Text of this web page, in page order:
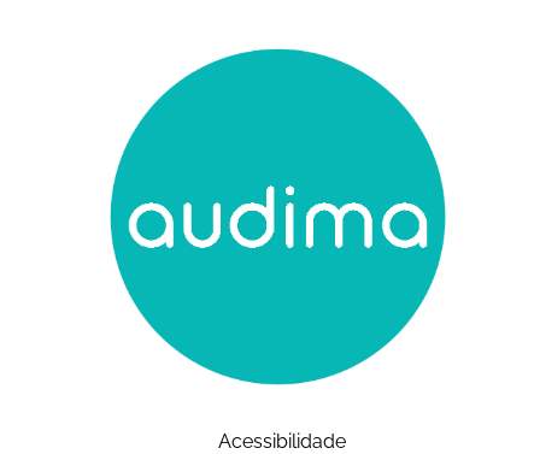
Acessibilidade